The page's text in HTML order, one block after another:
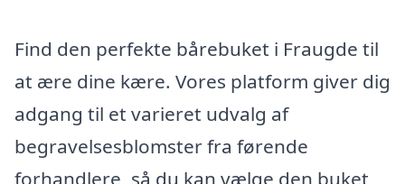
Find den perfekte bårebuket i Fraugde til
at ære dine kære. Vores platform giver dig
adgang til et varieret udvalg af
begravelsesblomster fra førende
forhandlere, så du kan vælge den buket,